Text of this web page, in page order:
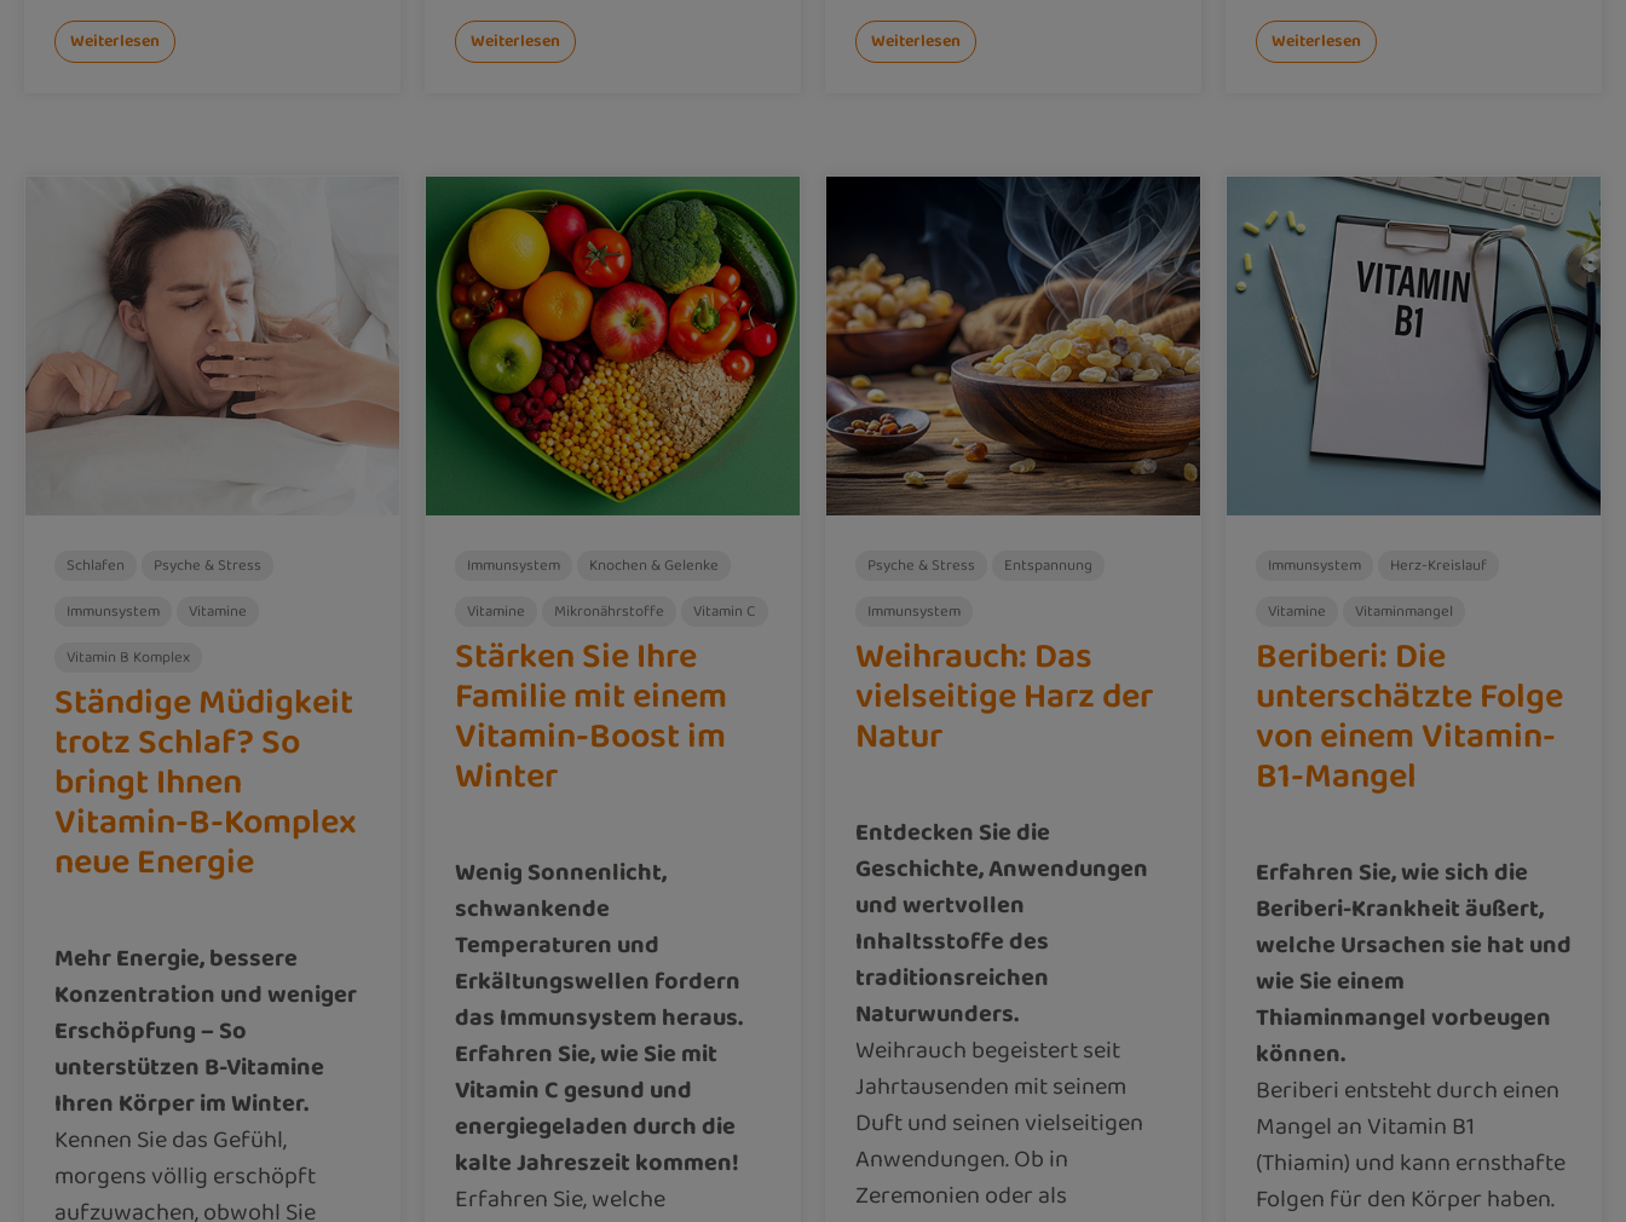
Weiterlesen Weiterlesen Weiterlesen Weiterlesen
Schlafen
Psyche & Stress
Immunsystem
Vitamine
Vitamin B Komplex
Ständige Müdigkeit
trotz Schlaf? So
bringt Ihnen
Vitamin-B-Komplex
neue Energie
Mehr Energie, bessere
Konzentration und weniger
Erschöpfung – So
unterstützen B-Vitamine
Ihren Körper im Winter.
Kennen Sie das Gefühl,
morgens völlig erschöpft
aufzuwachen, obwohl Sie
Immunsystem
Knochen & Gelenke
Vitamine
Mikronährstoffe Vitamin C
Stärken Sie Ihre
Familie mit einem
Vitamin-Boost im
Winter
Wenig Sonnenlicht,
schwankende
Temperaturen und
Erkältungswellen fordern
das Immunsystem heraus.
Erfahren Sie, wie Sie mit
Vitamin C gesund und
energiegeladen durch die
kalte Jahreszeit kommen!
Erfahren Sie, welche
Psyche & Stress
Entspannung
Immunsystem
Weihrauch: Das
vielseitige Harz der
Natur
Entdecken Sie die
Geschichte, Anwendungen
und wertvollen
Inhaltsstoffe des
traditionsreichen
Naturwunders.
Weihrauch begeistert seit
Jahrtausenden mit seinem
Duft und seinen vielseitigen
Anwendungen. Ob in
Zeremonien oder als
Immunsystem
Herz-Kreislauf
Vitamine
Vitaminmangel
Beriberi: Die
unterschätzte Folge
von einem Vitamin-
B1-Mangel
Erfahren Sie, wie sich die
Beriberi-Krankheit äußert,
welche Ursachen sie hat und
wie Sie einem
Thiaminmangel vorbeugen
können.
Beriberi entsteht durch einen
Mangel an Vitamin B1
(Thiamin) und kann ernsthafte
Folgen für den Körper haben.